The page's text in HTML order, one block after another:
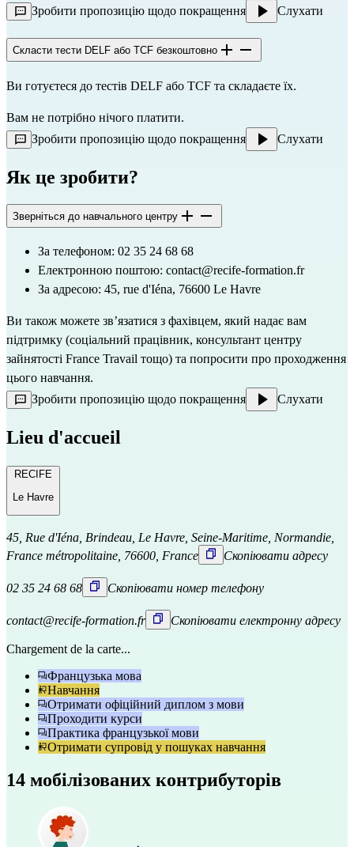
Зробити пропозицію щодо покращення Слухати
Скласти тести DELF або TCF безкоштовно
Ви готуєтеся до тестів DELF або TCF та складаєте їх.
Вам не потрібно нічого платити.
Зробити пропозицію щодо покращення
Слухати
Як це зробити?
Зверніться до навчального центру
За телефоном: 02 35 24 68 68
Електронною поштою: contact@recife-formation.fr
За адресою: 45, rue d'Iéna, 76600 Le Havre
Ви також можете зв’язатися з фахівцем, який надає вам
підтримку (соціальний працівник, консультант центру
зайнятості France Travail тощо) та попросити про проходження
цього навчання.
Зробити пропозицію щодо покращення
Слухати
Lieu d'accueil
RECIFE
Le Havre
45, Rue d'Iéna, Brindeau, Le Havre, Seine-Maritime, Normandie,
France métropolitaine, 76600, France
Скопіювати адресу
02 35 24 68 68 Скопіювати номер телефону
contact@recife-formation.fr Скопіювати електронну адресу
Chargement de la carte...
Французька мова
Навчання
Отримати офіційний диплом з мови
Проходити курси
Практика французької мови
Отримати супровід у пошуках навчання
14 мобілізованих контрибуторів